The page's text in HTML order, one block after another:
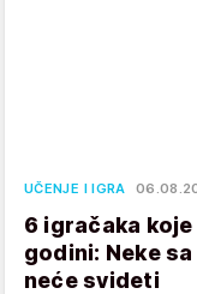
UČENJE I IGRA
6 igračaka koje
godini: Neke
neće svideti